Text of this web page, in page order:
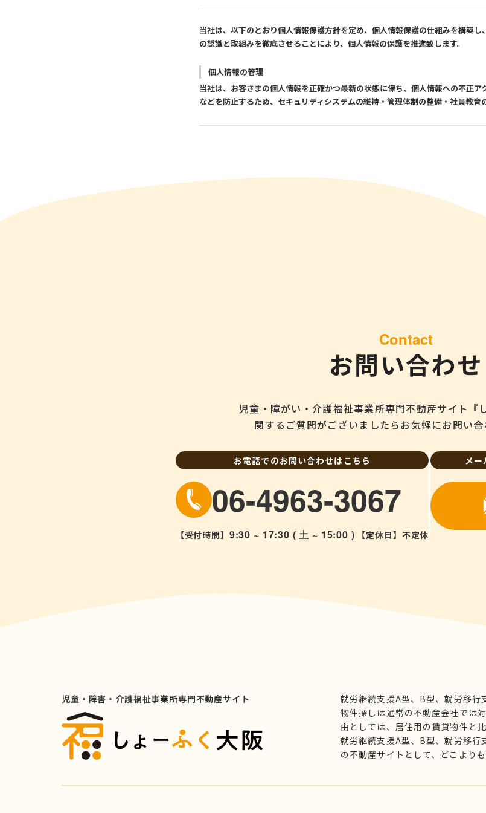
当社は、以下のとおり個人情報保護方針を定め、個人情報保護の仕組みを構築
の認識と取組みを徹底させることにより、個人情報の保護を推進致します。
個人情報の管理
当社は、お客さまの個人情報を正確かつ最新の状態に保ち、個人情報への不正
などを防止するため、セキュリティシステムの維持・管理体制の整備・社員教
や資料のご送付に利用いたします。
当社は、お客さまよりお預かりした個人情報を適切に管理し、次のいずれかに該
者に開示いたしません。 お客さまの同意がある場合 お客さまが希望されるサー
お客さまがご本人の個人情報の照会・修正・削除などをご希望される場合には、
当社は、保有する個人情報に関して適用される日本の法令、その他規範を遵守す
宜見直し、その改善に努めます。
Contact
お問い合わせ
児童・障がい・介護福祉事業所専門不動産サイト『
関するご質問がございましたらお気軽にお問い合
お電話でのお問い合わせはこちら
06-4963-3067
【受付時間】 9:30 ~ 17:30 ( 土 ~ 15:00 ) 【定休日】不定休
メ
児童・障害・介護福祉事業所専門不動産サイト
就労継続支援A型、B型、就労移行
物件探しは通常の不動産会社では
由としては、居住用の賃貸物件と
就労継続支援A型、B型、就労移行
の不動産サイトとして、どこより